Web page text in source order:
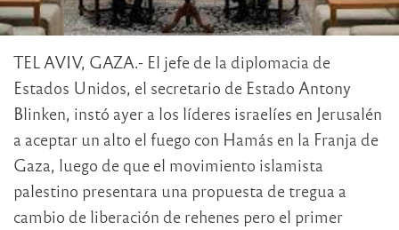
TEL AVIV, GAZA.- El jefe de la diplomacia de
Estados Unidos, el secretario de Estado Antony
Blinken, instó ayer a los líderes israelíes en Jerusalén
a aceptar un alto el fuego con Hamás en la Franja de
Gaza, luego de que el movimiento islamista
palestino presentara una propuesta de tregua a
cambio de liberación de rehenes pero el primer